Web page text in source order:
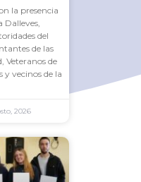
la presencia
Dalleves,
del
de las
Veteranos de
vecinos de la
2026